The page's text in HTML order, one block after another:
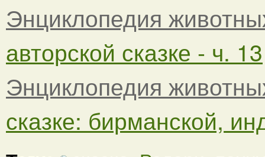
Энциклопедия
авторской сказке - ч. 13
Энциклопедия
сказке: бирманской,